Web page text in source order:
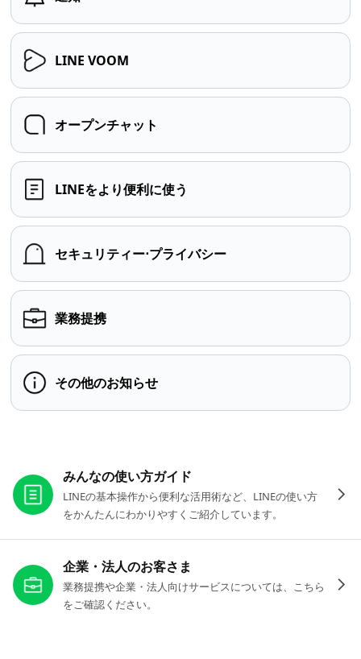
LINE VOOM
オープンチャット
LINEをより便利に使う
セキュリティー⋅プライバシー
業務提携
その他のお知らせ
みんなの使い方ガイド
LINEの基本操作から便利な活用術など、LINEの使い方
をかんたんにわかりやすくご紹介しています。
企業・法人のお客さま
業務提携や企業・法人向けサービスについては、こちら
をご確認ください。